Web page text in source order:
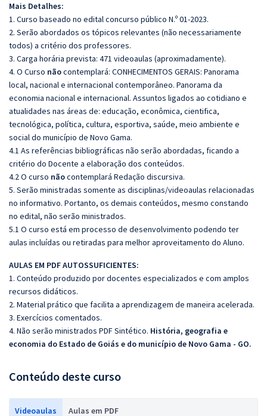
Mais Detalhes:
1. Curso baseado no edital concurso público N.º 01-2023.
2. Serão abordados os tópicos relevantes (não necessariamente
todos) a critério dos professores.
3. Carga horária prevista: 471 videoaulas (aproximadamente).
4. O Curso nãocontemplará: CONHECIMENTOS GERAIS: Panorama
local, nacional e internacional contemporâneo. Panorama da
economia nacional e internacional. Assuntos ligados ao cotidiano e
atualidades nas áreas de: educação, econômica, cientifica,
tecnológica, política, cultura, esportiva, saúde, meio ambiente e
social do município de Novo Gama.
4.1 As referências bibliográficas não serão abordadas, ficando a
critério do Docente a elaboração dos conteúdos.
4.2 O curso nãocontemplará Redação discursiva.
5. Serão ministradas somente as disciplinas/videoaulas relacionadas
no informativo. Portanto, os demais conteúdos, mesmo constando
no edital, não serão ministrados.
5.1 O curso está em processo de desenvolvimento podendo ter
aulas incluídas ou retiradas para melhor aproveitamento do Aluno.
AULAS EM PDF AUTOSSUFICIENTES:
1. Conteúdo produzido por docentes especializados e com amplos
recursos didáticos.
2. Material prático que facilita a aprendizagem de maneira acelerada.
3. Exercícios comentados.
4. Não serão ministrados PDF Sintético. História, geografia e
economia do Estado de Goiás e do município de Novo Gama - GO.
Conteúdo deste curso
Videoaulas Aulas em PDF